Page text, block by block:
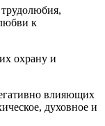
к
охрану и
влияющих
духовное и